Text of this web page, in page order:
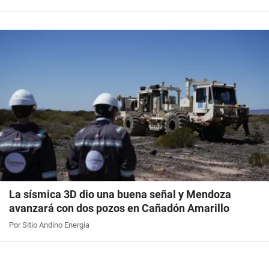
La sísmica 3D dio una buena señal y Mendoza
avanzará con dos pozos en Cañadón Amarillo
Por Sitio Andino Energía